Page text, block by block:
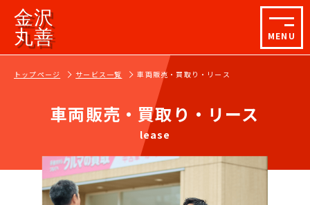
金沢
丸善
MENU
トップページ サービス一覧 車両販売・買取り・リース
車両販売・買取り・リース
lease